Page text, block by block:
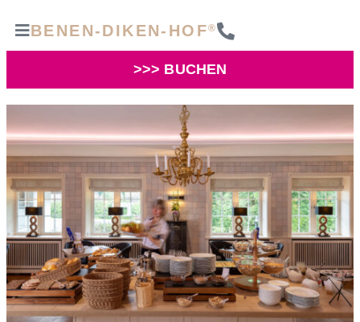
BENEN-DIKEN-HOF®
>>> BUCHEN